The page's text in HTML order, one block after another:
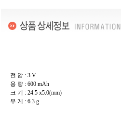
전 압 : 3 V
용 량 : 600 mAh
크 기 : 24.5 x5.0(mm)
무 게 : 6.3 g